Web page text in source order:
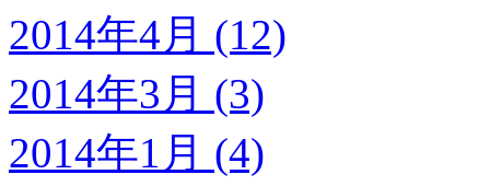
2014年4月 (12)
2014年3月 (3)
2014年1月 (4)